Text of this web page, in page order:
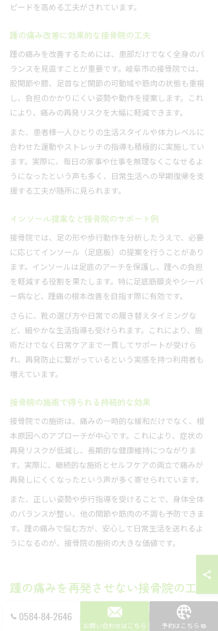
ピードを高める工夫がされています。
踵の痛み改善に効果的な接骨院の工夫
踵の痛みを改善するためには、患部だけでなく全身のバ
ランスを見直すことが重要です。岐阜市の接骨院では、
股関節や膝、足首など関節の可動域や筋肉の状態も重視
し、負担のかかりにくい姿勢や動作を提案します。これ
により、痛みの再発リスクを大幅に軽減できます。
また、患者様一人ひとりの生活スタイルや体力レベルに
合わせた運動やストレッチの指導も積極的に実施してい
ます。実際に、毎日の家事や仕事を無理なくこなせるよ
うになったという声も多く、日常生活への早期復帰を支
援する工夫が随所に見られます。
インソール提案など接骨院のサポート例
接骨院では、足の形や歩行動作を分析したうえで、必要
に応じてインソール（足底板）の提案を行うことがあり
ます。インソールは足底のアーチを保護し、踵への負担
を軽減する役割を果たします。特に足底筋膜炎やシーバ
ー病など、踵痛の根本改善を目指す際に有効です。
さらに、靴の選び方や日常での履き替えタイミングな
ど、細やかな生活指導も受けられます。これにより、施
術だけでなく日常ケアまで一貫してサポートが受けら
れ、再発防止に繋がっているという実感を持つ利用者も
増えています。
接骨院の施術で得られる持続的な効果
接骨院での施術は、痛みの一時的な緩和だけでなく、根
本原因へのアプローチが中心です。これにより、症状の
再発リスクが低減し、長期的な健康維持につながりま
す。実際に、継続的な施術とセルフケアの両立で痛みが
再発しにくくなったという声が多く寄せられています。
また、正しい姿勢や歩行指導を受けることで、身体全体
のバランスが整い、他の関節や筋肉の不調も予防できま
す。踵の痛みで悩む方が、安心して日常生活を送れるよ
うになるのが、接骨院の施術の大きな価値です。
踵の痛みを再発させない接骨院の工夫
再発予防に接骨院が提案する生活習慣改善
0584-84-2646
お問い合わせはこちら 予約はこちら